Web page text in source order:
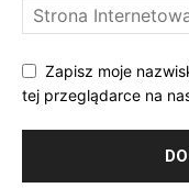
Zapisz moje
tej przeglądarce na